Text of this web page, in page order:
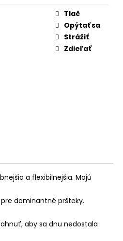
Tlač
Opýtať sa
Strážiť
Zdieľať
a flexibilnejšia. Majú
dominantné pršteky.
aby sa dnu nedostala